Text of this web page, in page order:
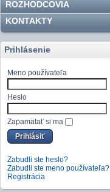
ROZHODCOVIA
KONTAKTY
Prihlásenie
Meno používateľa
Heslo
Zapamätať si ma
Zabudli ste heslo?
Zabudli ste meno používateľa?
Registrácia